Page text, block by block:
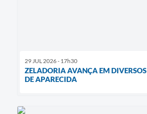
29 JUL 2026 - 17h30
ZELADORIA AVANÇA EM
DE APARECIDA